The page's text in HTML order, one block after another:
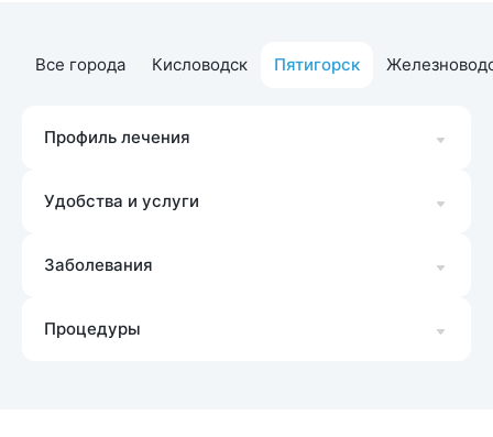
Все города Кисловодск Пятигорск
Профиль лечения
Удобства и услуги
Заболевания
Процедуры